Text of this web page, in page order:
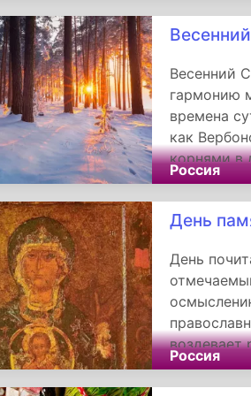
законов
Весенний
гармонию
времена
как
корнями в
Россия
День
День
воздевает
векам
Россия